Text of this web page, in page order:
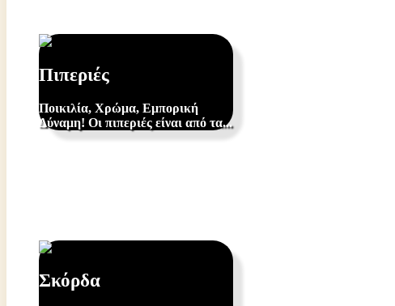
Πιπεριές
Ποικιλία, Χρώμα, Εμπορική
Δύναμη! Οι πιπεριές είναι από τα...
Σκόρδα